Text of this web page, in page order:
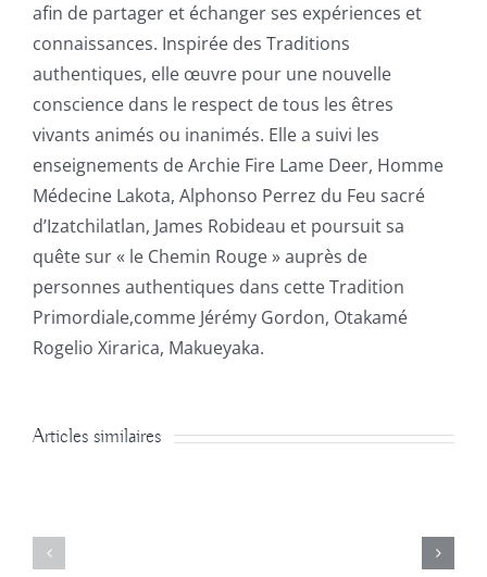
afin de partager et échanger ses expériences et
connaissances. Inspirée des Traditions
authentiques, elle œuvre pour une nouvelle
conscience dans le respect de tous les êtres
vivants animés ou inanimés. Elle a suivi les
enseignements de Archie Fire Lame Deer, Homme
Médecine Lakota, Alphonso Perrez du Feu sacré
d’Izatchilatlan, James Robideau et poursuit sa
quête sur « le Chemin Rouge » auprès de
personnes authentiques dans cette Tradition
Primordiale,comme Jérémy Gordon, Otakamé
Rogelio Xirarica, Makueyaka.
Articles similaires